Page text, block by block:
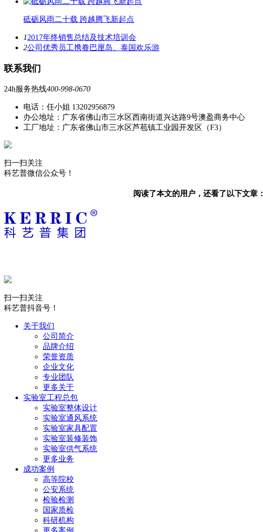
砥砺风雨二十载 跨越腾飞新起点
12017年终销售总结及技术培训会
2公司优秀员工携眷巴厘岛、泰国欢乐游
联系我们
24h服务热线400-998-0670
电话：任小姐 13202956879
办公地址：广东省佛山市三水区西南街道兴达路9号澳盈商务中心
工厂地址：广东省佛山市三水区芦苞镇工业园开发区（F3）
扫一扫关注
科艺普微信公众号！
阅读了本文的用户，还看了以下文章：
扫一扫关注
科艺普抖音号！
关于我们
公司简介
品牌介绍
荣誉资质
企业文化
专业团队
更多关于
实验室工程总包
实验室整体设计
实验室通风系统
实验室家具配置
实验室装修装饰
实验室供气系统
更多业务
成功案例
高等院校
公安系统
检验检测
国家质检
科研机构